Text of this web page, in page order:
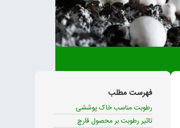
فهرست مطلب
رطوبت مناسب خاک پوششی
تاثیر رطوبت بر محصول قارچ